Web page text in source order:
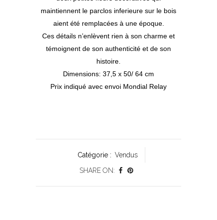
maintiennent le parclos inferieure sur le bois
aient été remplacées à une époque.
Ces détails n’enlèvent rien à son charme et
témoignent de son authenticité et de son
histoire.
Dimensions: 37,5 x 50/ 64 cm
Prix indiqué avec envoi Mondial Relay
Catégorie : Vendus
SHARE ON: